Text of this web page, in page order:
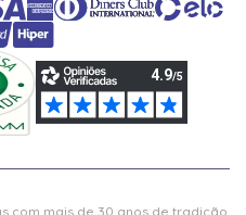
com mais de 30 anos de tradição